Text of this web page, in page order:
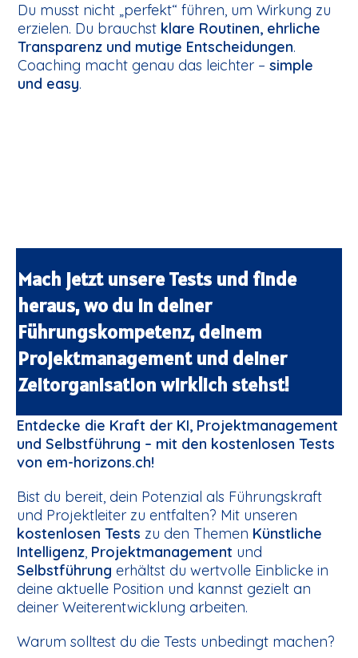
Du musst nicht „perfekt“ führen, um Wirkung zu
erzielen. Du brauchst klare Routinen, ehrliche
Transparenz und mutige Entscheidungen.
Coaching macht genau das leichter – simple
und easy.
Mach jetzt unsere Tests und finde
heraus, wo du in deiner
Führungskompetenz, deinem
Projektmanagement und deiner
Zeitorganisation wirklich stehst!
Entdecke die Kraft der KI, Projektmanagement
und Selbstführung – mit den kostenlosen Tests
von em-horizons.ch!
Bist du bereit, dein Potenzial als Führungskraft
und Projektleiter zu entfalten? Mit unseren
kostenlosen Tests zu den Themen Künstliche
Intelligenz, Projektmanagement und
Selbstführung erhältst du wertvolle Einblicke in
deine aktuelle Position und kannst gezielt an
deiner Weiterentwicklung arbeiten.
Warum solltest du die Tests unbedingt machen?